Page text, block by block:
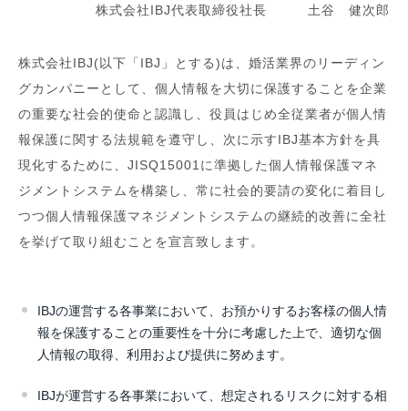
株式会社IBJ代表取締役社長 土谷 健次郎
株式会社IBJ(以下「IBJ」とする)は、婚活業界のリーディン
グカンパニーとして、個人情報を大切に保護することを企業
の重要な社会的使命と認識し、役員はじめ全従業者が個人情
報保護に関する法規範を遵守し、次に示すIBJ基本方針を具
現化するために、JISQ15001に準拠した個人情報保護マネ
ジメントシステムを構築し、常に社会的要請の変化に着目し
つつ個人情報保護マネジメントシステムの継続的改善に全社
を挙げて取り組むことを宣言致します。
IBJの運営する各事業において、お預かりするお客様の個人情
報を保護することの重要性を十分に考慮した上で、適切な個
人情報の取得、利用および提供に努めます。
IBJが運営する各事業において、想定されるリスクに対する相